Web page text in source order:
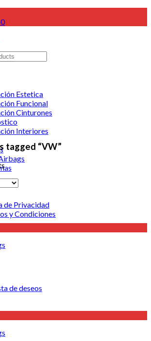
0
Estetica
Funcional
Cinturones
Interiores
de Privacidad
y Condiciones
tagged “VW”
de deseos